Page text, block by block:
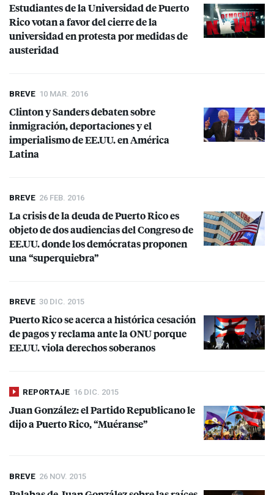
Estudiantes de la Universidad de Puerto
Rico votan a favor del cierre de la
universidad en protesta por medidas de
austeridad
BREVE 10 MAR. 2016
Clinton y Sanders debaten sobre
inmigración, deportaciones y el
imperialismo de EE.UU. en América
Latina
BREVE 26 FEB. 2016
La crisis de la deuda de Puerto Rico es
objeto de dos audiencias del Congreso de
EE.UU. donde los demócratas proponen
una “superquiebra”
BREVE 30 DIC. 2015
Puerto Rico se acerca a histórica cesación
de pagos y reclama ante laONUporque
EE.UU. viola derechos soberanos
REPORTAJE 16 DIC. 2015
Juan González: el Partido Republicano le
dijo a Puerto Rico, “Muéranse”
BREVE 26 NOV. 2015